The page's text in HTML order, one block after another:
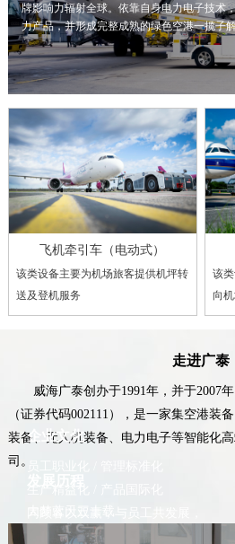
牌影响力辐射全球。依靠自身电力电子技术
力产品，并形成完整成熟的绿色空港一揽子
局面。
飞机牵引车（电动式）
该类设备主要为机场旅客提供机坪转
送及登机服务
该
向
走进广泰
威海广泰创办于1991年，并于2007
（证券代码002111），是一家集空港装
装备、无人机装备、电力电子等智能化
司。
企业文化
给股东以回报 对社会以贡献
拓新致远铸辉煌